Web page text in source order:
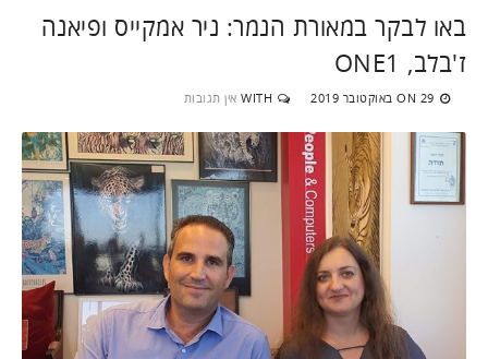
באו לבקר במאורת הנמר: ניר אמקייס ופיאנה
ז'בלב, ONE1
ON 29 באוקטובר 2019 WITH אין תגובות